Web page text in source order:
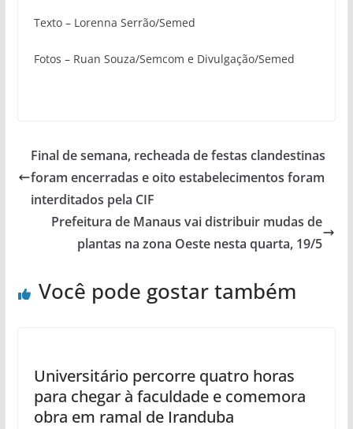
Texto – Lorenna Serrão/Semed
Fotos – Ruan Souza/Semcom e Divulgação/Semed
Final de semana, recheada de festas clandestinas
foram encerradas e oito estabelecimentos foram
interditados pela CIF
Prefeitura de Manaus vai distribuir mudas de
plantas na zona Oeste nesta quarta, 19/5
Você pode gostar também
Universitário percorre quatro horas
para chegar à faculdade e comemora
obra em ramal de Iranduba